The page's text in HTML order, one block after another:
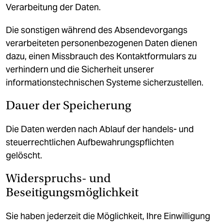
Verarbeitung der Daten.
Die sonstigen während des Absendevorgangs
verarbeiteten personenbezogenen Daten dienen
dazu, einen Missbrauch des Kontaktformulars zu
verhindern und die Sicherheit unserer
informationstechnischen Systeme sicherzustellen.
Dauer der Speicherung
Die Daten werden nach Ablauf der handels- und
steuerrechtlichen Aufbewahrungspflichten
gelöscht.
Widerspruchs- und
Beseitigungsmöglichkeit
Sie haben jederzeit die Möglichkeit, Ihre Einwilligung